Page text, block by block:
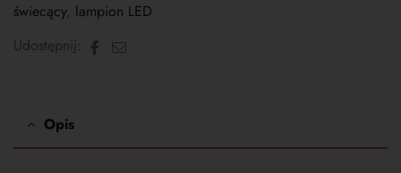
świecący, lampion LED
Udostępnij:
Facebook
E-
Opis